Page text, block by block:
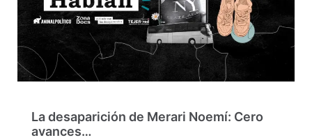
La desaparición de Merari Noemí: Cero
avances…